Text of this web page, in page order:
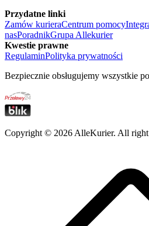
Przydatne linki
Zamów kurieraCentrum pomocy
nasPoradnikGrupa Allekurier
Kwestie prawne
RegulaminPolityka prywatności
Bezpiecznie obsługujemy wszystkie
Copyright © 2026 AlleKurier. All right